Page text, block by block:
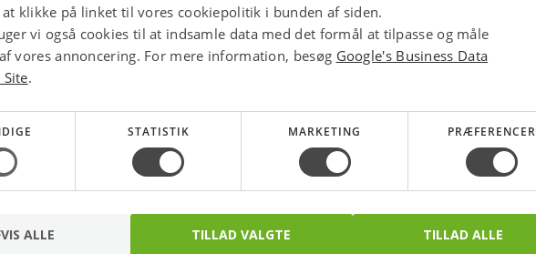
NORM Flad design stikprop, schuko med
jord, rund, flad - Sor
stk.
Stikprop flad uden jord - Sort
Varenr.: 0828100344
stk.
Spar
5%
klikke på linket til vores cookiepolitik i bunden af siden.
vi også cookies til at indsamle data med det formål at tilpasse og måle
vores annoncering. For mere information, besøg Google's Business Data
.
STATISTIK MARKETING PRÆFERENCER
TILLAD VALGTE TILLAD ALLE
ALLE